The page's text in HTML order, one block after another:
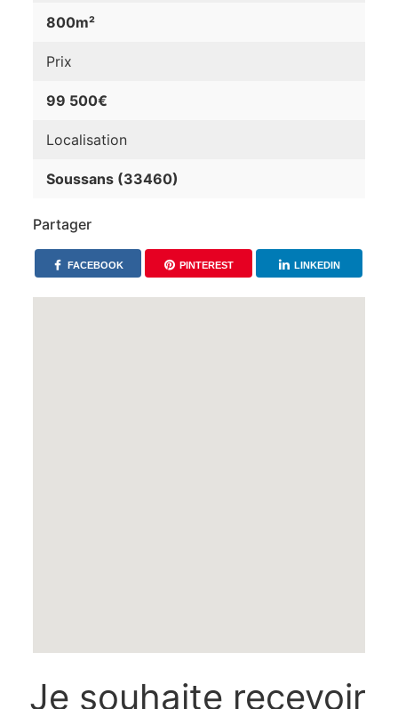
800m²
Prix
99 500€
Localisation
Soussans (33460)
Partager
FACEBOOK PINTEREST LINKEDIN
Je souhaite recevoir